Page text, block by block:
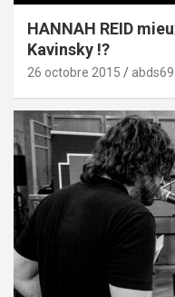
HANNAH REID
Kavinsky !?
26 octobre 2015 abds69